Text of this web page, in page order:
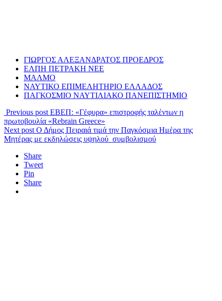
ΓΙΩΡΓΟΣ ΑΛΕΞΑΝΔΡΑΤΟΣ ΠΡΟΕΔΡΟΣ
ΕΛΠΗ ΠΕΤΡΑΚΗ ΝΕΕ
ΜΑΛΜΟ
ΝΑΥΤΙΚΟ ΕΠΙΜΕΛΗΤΗΡΙΟ ΕΛΛΑΔΟΣ
ΠΑΓΚΟΣΜΙΟ ΝΑΥΤΙΛΙΑΚΟ ΠΑΝΕΠΙΣΤΗΜΙΟ
Previous post ΕΒΕΠ: «Γέφυρα» επιστροφής ταλέντων η
πρωτοβουλία «Rebrain Greece»
Next post Ο Δήμος Πειραιά τιμά την Παγκόσμια Ημέρα της
Μητέρας με εκδηλώσεις υψηλού συμβολισμού
Share
Tweet
Pin
Share